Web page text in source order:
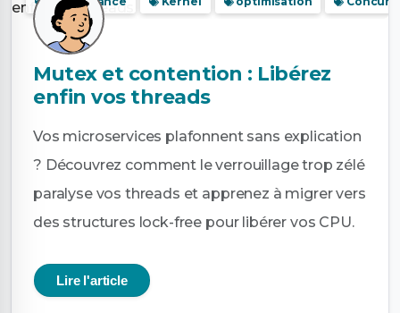
Mutex et contention : Libérez
enfin vos threads
Vos microservices plafonnent sans explication
? Découvrez comment le verrouillage trop zélé
paralyse vos threads et apprenez à migrer vers
des structures lock-free pour libérer vos CPU.
Lire l'article